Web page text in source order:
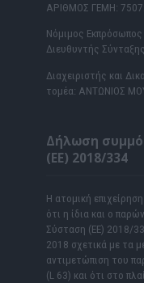
ΑΡΙΘΜΟΣ ΓΕΜΗ:
Νόμιμος
Διευθυντής
Διαχειριστής και
τομέα: ΑΝΤΩΝΙΟΣ
Δήλωση
(ΕΕ) 2018/334
Η ατομική
ότι η ίδια και ο
Σύσταση (ΕΕ) 2018/
2018 σχετικά με τα
αντιμετώπιση του
(L 63) και ότι στο